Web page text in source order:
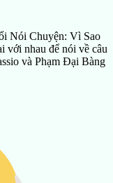
Nói Chuyện: Vì Sao
với nhau để nói về câu
và Phạm Đại Bàng